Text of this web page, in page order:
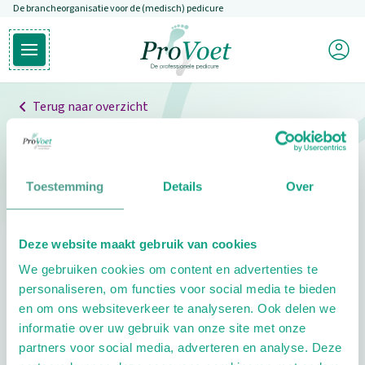
Toestemming Details Over
Deze website maakt gebruik van cookies
We gebruiken cookies om content en advertenties te
personaliseren, om functies voor social media te bieden
en om ons websiteverkeer te analyseren. Ook delen we
informatie over uw gebruik van onze site met onze
partners voor social media, adverteren en analyse. Deze
Overslaan en naar de inhoud gaan
De brancheorganisatie voor de (medisch) pedicure
Open hoofdmenu
Ga naar de homepagina
Mijn
Terug naar overzicht
Professionals
Pedicure niet gevonden
pedicure.